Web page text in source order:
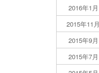
2016年1月
2015年11月
2015年9月
2015年7月